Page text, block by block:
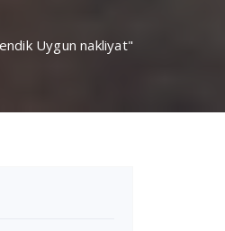
Uygun nakliyat"